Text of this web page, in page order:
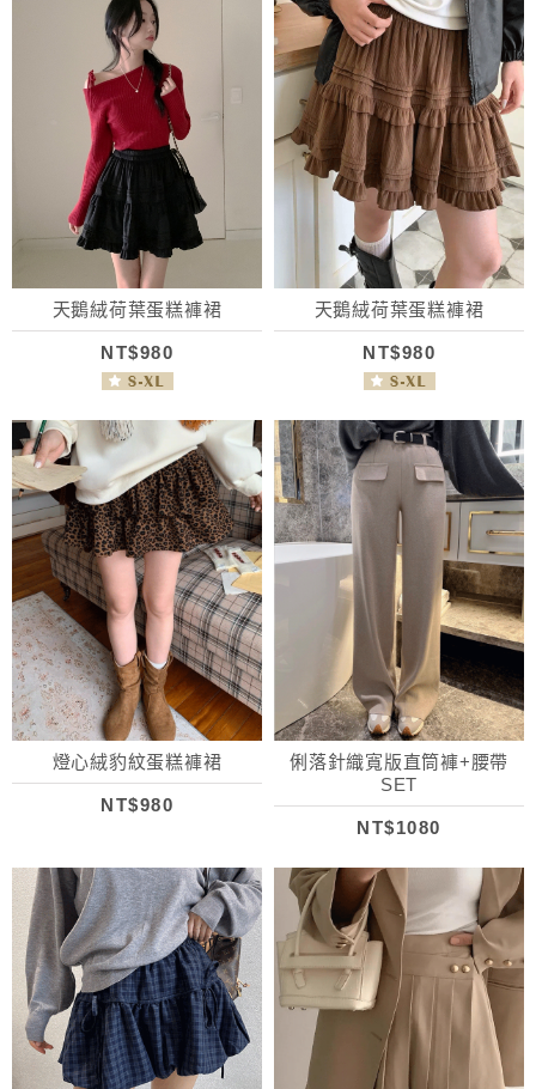
天鵝絨荷葉蛋糕褲裙
NT$980
天鵝絨荷葉蛋糕褲裙
NT$980
燈心絨豹紋蛋糕褲裙
NT$980
俐落針織寬版直筒褲+腰帶
SET
NT$1080